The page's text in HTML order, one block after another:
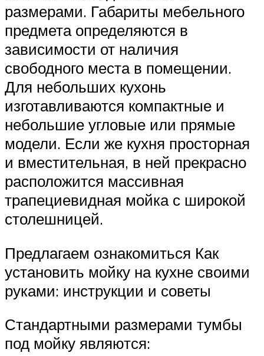
размерами. Габариты мебельного
предмета определяются в
зависимости от наличия
свободного места в помещении.
Для небольших кухонь
изготавливаются компактные и
небольшие угловые или прямые
модели. Если же кухня просторная
и вместительная, в ней прекрасно
расположится массивная
трапециевидная мойка с широкой
столешницей.
Предлагаем ознакомиться Как
установить мойку на кухне своими
руками: инструкции и советы
Стандартными размерами тумбы
под мойку являются: